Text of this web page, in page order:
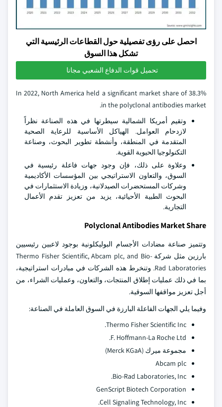
احصل على رؤى تفصيلية حول القطاعات الرئيسية التي
تشكل هذا السوق
تحميل قوات الدفاع الشعبي مجانا
In 2022, North America held a significant market share of 38.3%
in the polyclonal antibodies market.
وتقيم أمريكا الشمالية سيطرتها في هذه الصناعة نظراً
لازدحام العوامل. الهياكل الأساسية للرعاية الصحية
المتقدمة في المنطقة، وأنشطة تطوير البحوث، وصناعة
التكنولوجيا الحيوية القوية.
وعلاوة على ذلك، فإن وجود جهات فاعلة رئيسية في
السوق، والتعاون الاستراتيجي بين المؤسسات الأكاديمية
وشركات المستحضرات الصيدلانية، وزيادة الاستثمارات في
البحوث الطبية الأحيائية، يزيد من تعزيز تقدم الأعمال
التجارية.
Polyclonal Antibodies Market Share
وتتميز صناعة مضادات الأجسام البوليكلونية بوجود لاعبين رئيسيين
بارزين مثل شركة Thermo Fisher Scientific, Abcam plc, and Bio-
Rad Laboratories. وتنخرط هذه الشركات في مبادرات استراتيجية،
بما في ذلك عمليات إطلاق المنتجات، والتعاون، وعمليات الشراء، من
أجل تعزيز مواقفها السوقية.
وفيما يلي الجهات الفاعلة البارزة في السوق العاملة في الصناعة:
Thermo Fisher Scientific Inc.
F. Hoffmann-La Roche Ltd.
مجموعة ميرك (Merck KGaA)
Abcam plc
Bio-Rad Laboratories, Inc.
GenScript Biotech Corporation
Cell Signaling Technology, Inc.